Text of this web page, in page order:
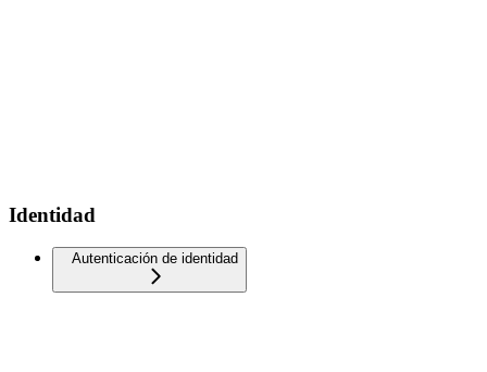
Identidad
Autenticación de identidad